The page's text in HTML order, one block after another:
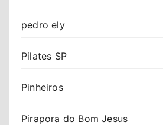
pedro ely
Pilates SP
Pinheiros
Pirapora do Bom Jesus